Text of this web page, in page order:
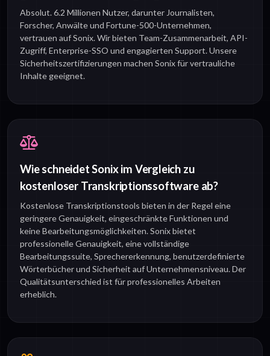
Absolut. 6.2 Millionen Nutzer, darunter Journalisten,
Forscher, Anwälte und Fortune-500-Unternehmen,
vertrauen auf Sonix. Wir bieten Team-Zusammenarbeit, API-
Zugriff, Enterprise-SSO und engagierten Support. Unsere
Sicherheitszertifizierungen machen Sonix für vertrauliche
Inhalte geeignet.
Wie schneidet Sonix im Vergleich zu
kostenloser Transkriptionssoftware ab?
Kostenlose Transkriptionstools bieten in der Regel eine
geringere Genauigkeit, eingeschränkte Funktionen und
keine Bearbeitungsmöglichkeiten. Sonix bietet
professionelle Genauigkeit, eine vollständige
Bearbeitungssuite, Sprechererkennung, benutzerdefinierte
Wörterbücher und Sicherheit auf Unternehmensniveau. Der
Qualitätsunterschied ist für professionelles Arbeiten
erheblich.